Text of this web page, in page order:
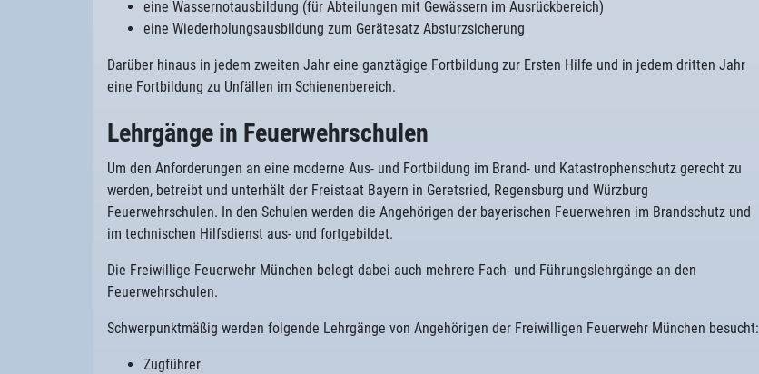
eine Wassernotausbildung (für Abteilungen mit Gewässern im Ausrückbereich)
eine Wiederholungsausbildung zum Gerätesatz Absturzsicherung
Darüber hinaus in jedem zweiten Jahr eine ganztägige Fortbildung zur Ersten Hilfe und in jedem dritten Jahr
eine Fortbildung zu Unfällen im Schienenbereich.
Lehrgänge in Feuerwehrschulen
Um den Anforderungen an eine moderne Aus- und Fortbildung im Brand- und Katastrophenschutz gerecht zu
werden, betreibt und unterhält der Freistaat Bayern in Geretsried, Regensburg und Würzburg
Feuerwehrschulen. In den Schulen werden die Angehörigen der bayerischen Feuerwehren im Brandschutz und
im technischen Hilfsdienst aus- und fortgebildet.
Die Freiwillige Feuerwehr München belegt dabei auch mehrere Fach- und Führungslehrgänge an den
Feuerwehrschulen.
Schwerpunktmäßig werden folgende Lehrgänge von Angehörigen der Freiwilligen Feuerwehr München besucht:
Zugführer